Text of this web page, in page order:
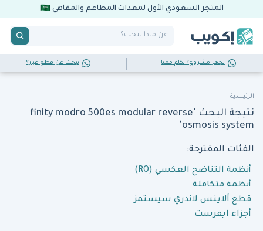
المتجر السعودي الأول لمعدات المطاعم والمقاهي
تجهز مشروع؟ تكلم معنا تبحث عن قطع غيار؟
الرئيسية
نتيجة البحث "finity modro 500es modular reverse
osmosis system"
الفئات المقترحة:
أنظمة التناضح العكسي (RO)
أنظمة متكاملة
قطع ألاينس لاندري سيستمز
أجزاء ايفرست